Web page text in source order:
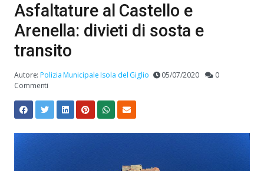
Asfaltature al Castello e
Arenella: divieti di sosta e
transito
Autore:Polizia Municipale Isola del Giglio 05/07/2020
0
Commenti